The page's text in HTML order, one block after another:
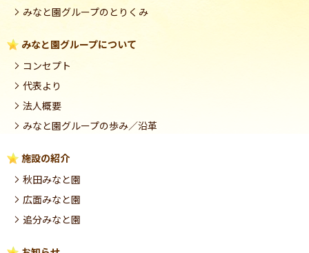
みなと園グループのとりくみ
みなと園グループについて
コンセプト
代表より
法人概要
みなと園グループの歩み／沿革
施設の紹介
秋田みなと園
広面みなと園
追分みなと園